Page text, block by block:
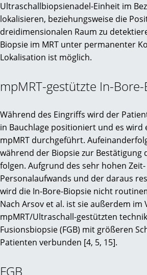
Ultraschallbiopsienadel-Einheit im
lokalisieren, beziehungsweise die
dreidimensionalen Raum zu
Biopsie im MRT unter permanenter
Lokalisation ist möglich.
mpMRT-gestützte In-
Während des Eingriffs wird der
in Bauchlage positioniert und es wird
mpMRT durchgeführt.
während der Biopsie zur Bestätigung
folgen. Aufgrund des sehr hohen
Personalaufwands und der daraus
wird die In-Bore-Biopsie nicht
Nach Arsov et al. ist sie außerdem im
mpMRT/Ultraschall-gestützten
Fusionsbiopsie (FGB) mit größeren
Patienten verbunden [4, 5, 15].
FGB